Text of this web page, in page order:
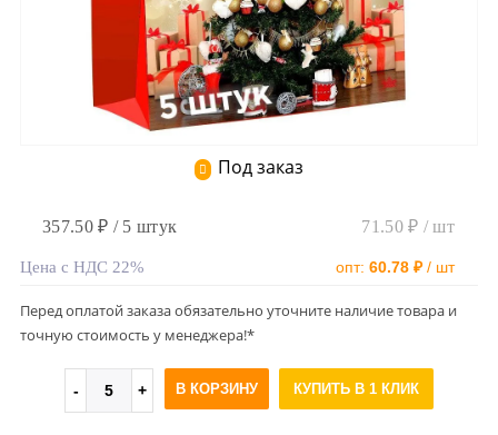
Под заказ
357.50 ₽ / 5 штук 71.50 ₽ / шт
Цена с НДС 22% опт: 60.78 ₽/ шт
Перед оплатой заказа обязательно уточните наличие товара и
точную стоимость у менеджера!*
В КОРЗИНУ КУПИТЬ В 1 КЛИК